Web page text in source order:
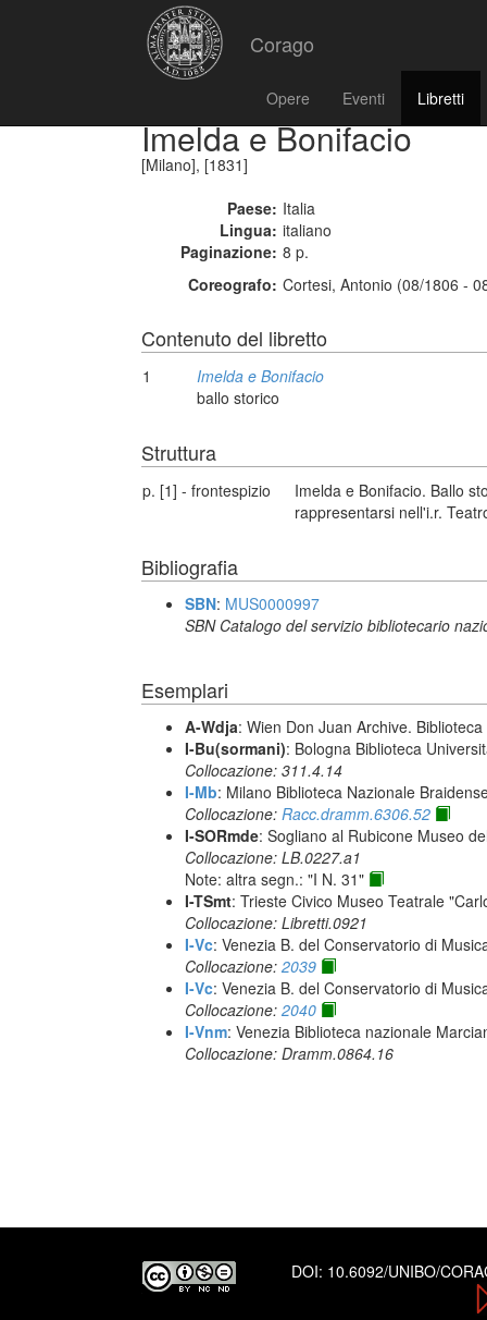
Corago
Opere Eventi Libretti
Imelda e Bonifacio
[Milano], [1831]
Paese: Italia
Lingua: italiano
Paginazione: 8 p.
Coreografo: Cortesi, Antonio (08/1806 -
Contenuto del libretto
1
Imelda e Bonifacio
ballo storico
Struttura
p. [1] - frontespizio
Imelda e Bonifacio. Ballo
rappresentarsi nell'i.r.
Bibliografia
SBN: MUS0000997
SBN Catalogo del servizio bibliotecario
Esemplari
A-Wdja: Wien Don Juan Archive.
I-Bu(sormani): Bologna Biblioteca
Collocazione: 311.4.14
I-Mb: Milano Biblioteca Nazionale
Collocazione: Racc.dramm.6306.52
I-SORmde: Sogliano al Rubicone Museo
Collocazione: LB.0227.a1
Note: altra segn.: "I N. 31"
I-TSmt: Trieste Civico Museo Teatrale
Collocazione: Libretti.0921
I-Vc: Venezia B. del Conservatorio di
Collocazione: 2039
I-Vc: Venezia B. del Conservatorio di
Collocazione: 2040
I-Vnm: Venezia Biblioteca nazionale
Collocazione: Dramm.0864.16
DOI: 10.6092/UNIBO/